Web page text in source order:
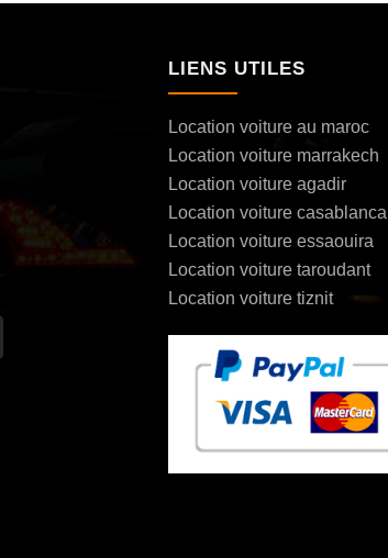
LIENS UTILES
Location voiture au maroc
Location voiture marrakech
Location voiture agadir
Location voiture casablanca
Location voiture essaouira
Location voiture taroudant
Location voiture tiznit